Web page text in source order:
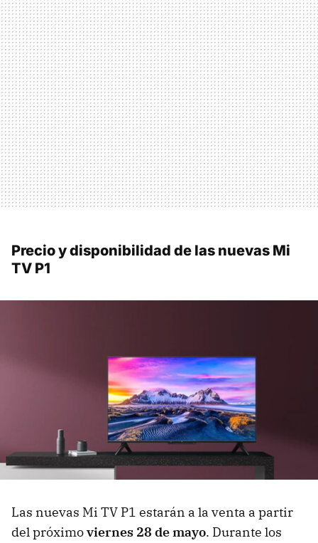
Precio y disponibilidad de las nuevas Mi
TV P1
Las nuevas Mi TV P1 estarán a la venta a partir
del próximoviernes 28 de mayo. Durante los